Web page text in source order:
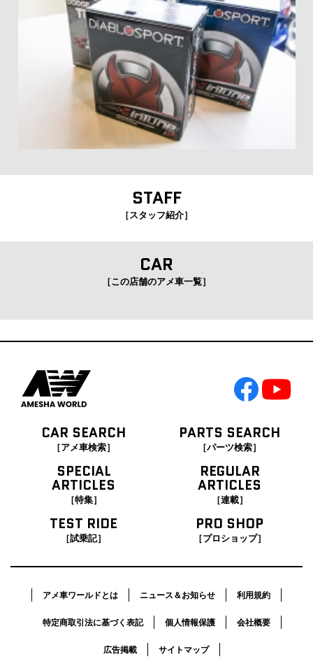
STAFF
［スタッフ紹介］
CAR
［この店舗のアメ車一覧］
CAR SEARCH
［アメ車検索］
PARTS SEARCH
［パーツ検索］
SPECIAL
ARTICLES
［特集］
REGULAR
ARTICLES
［連載］
TEST RIDE
［試乗記］
PRO SHOP
［プロショップ］
アメ車ワールドとは ニュース＆お知らせ 利用規約
特定商取引法に基づく表記 個人情報保護 会社概要
広告掲載 サイトマップ